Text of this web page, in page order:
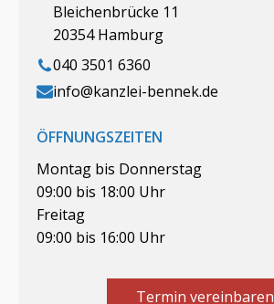
Bleichenbrücke 11
20354 Hamburg
040 3501 6360
info@kanzlei-bennek.de
ÖFFNUNGSZEITEN
Montag bis Donnerstag
09:00 bis 18:00 Uhr
Freitag
09:00 bis 16:00 Uhr
Termin vereinbaren